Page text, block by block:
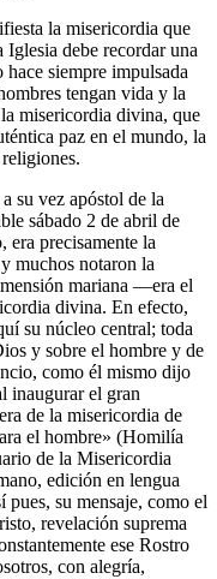
la misericordia que
debe recordar una
siempre impulsada
tengan vida y la
misericordia divina, que
paz en el mundo, la
su vez apóstol de la
sábado 2 de abril de
era precisamente la
muchos notaron la
mariana —era el
divina. En efecto,
su núcleo central; toda
y sobre el hombre y de
como él mismo dijo
inaugurar el gran
de la misericordia de
el hombre» (Homilía
de la Misericordia
edición en lengua
su mensaje, como el
revelación suprema
ese Rostro
con alegría,